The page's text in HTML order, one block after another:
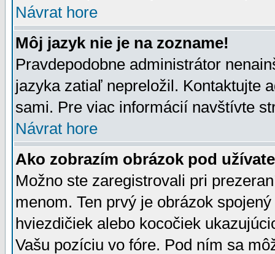
Návrat hore
Môj jazyk nie je na zozname!
Pravdepodobne administrátor
jazyka zatiaľ nepreložil. Kontaktujte
sami. Pre viac informácií navštívte
Návrat hore
Ako zobrazím obrázok pod
Možno ste zaregistrovali pri
menom. Ten prvý je obrázok
hviezdičiek alebo kocočiek
Vašu pozíciu vo fóre. Pod ním sa